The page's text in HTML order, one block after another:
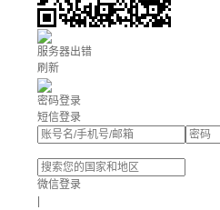
服务器出错
刷新
密码登录
短信登录
微信登录